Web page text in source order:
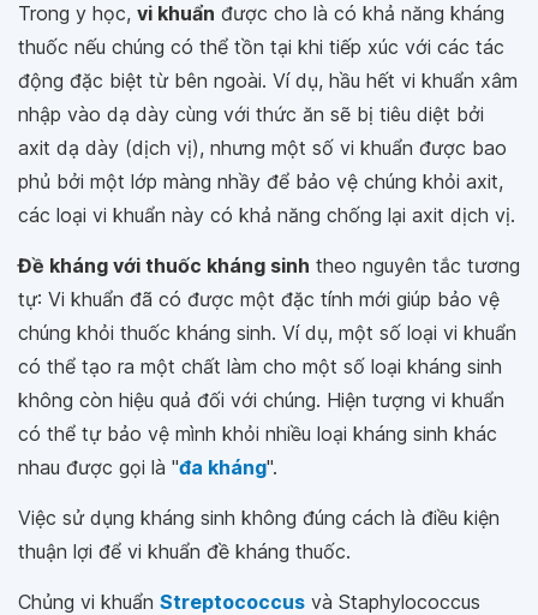
Trong y học, vi khuẩn được cho là có khả năng kháng
thuốc nếu chúng có thể tồn tại khi tiếp xúc với các tác
động đặc biệt từ bên ngoài. Ví dụ, hầu hết vi khuẩn xâm
nhập vào dạ dày cùng với thức ăn sẽ bị tiêu diệt bởi
axit dạ dày (dịch vị), nhưng một số vi khuẩn được bao
phủ bởi một lớp màng nhầy để bảo vệ chúng khỏi axit,
các loại vi khuẩn này có khả năng chống lại axit dịch vị.
Đề kháng với thuốc kháng sinh theo nguyên tắc tương
tự: Vi khuẩn đã có được một đặc tính mới giúp bảo vệ
chúng khỏi thuốc kháng sinh. Ví dụ, một số loại vi khuẩn
có thể tạo ra một chất làm cho một số loại kháng sinh
không còn hiệu quả đối với chúng. Hiện tượng vi khuẩn
có thể tự bảo vệ mình khỏi nhiều loại kháng sinh khác
nhau được gọi là "đa kháng".
Việc sử dụng kháng sinh không đúng cách là điều kiện
thuận lợi để vi khuẩn đề kháng thuốc.
Chủng vi khuẩn Streptococcus và Staphylococcus